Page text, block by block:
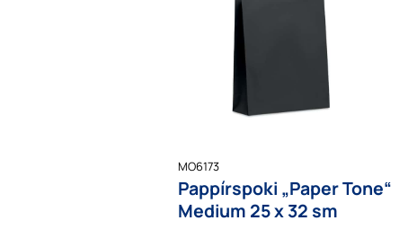
MO6173
Pappírspoki „Paper Tone“
Medium 25 x 32 sm